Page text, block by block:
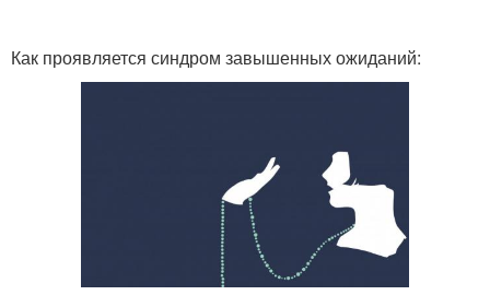
Как проявляется синдром завышенных ожиданий: